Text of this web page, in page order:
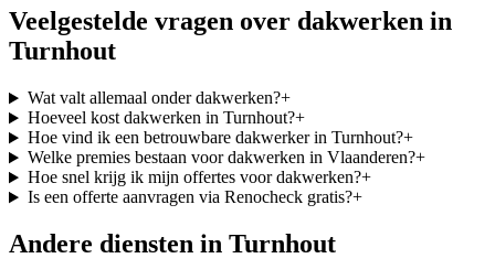
Veelgestelde vragen over dakwerken in
Turnhout
Wat valt allemaal onder dakwerken?+
Hoeveel kost dakwerken in Turnhout?+
Hoe vind ik een betrouwbare dakwerker in Turnhout?+
Welke premies bestaan voor dakwerken in Vlaanderen?+
Hoe snel krijg ik mijn offertes voor dakwerken?+
Is een offerte aanvragen via Renocheck gratis?+
Andere diensten in Turnhout